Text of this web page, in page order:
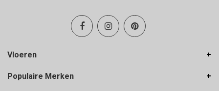
Hele goede service en ze denken met je
mee!
Vloeren
Populaire Merken